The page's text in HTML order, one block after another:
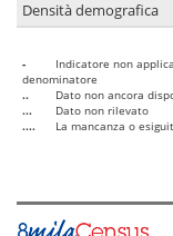
Densità demografica
-
Indicatore non
denominatore
..
Dato non ancora
...
Dato non rilevato
....
La mancanza o